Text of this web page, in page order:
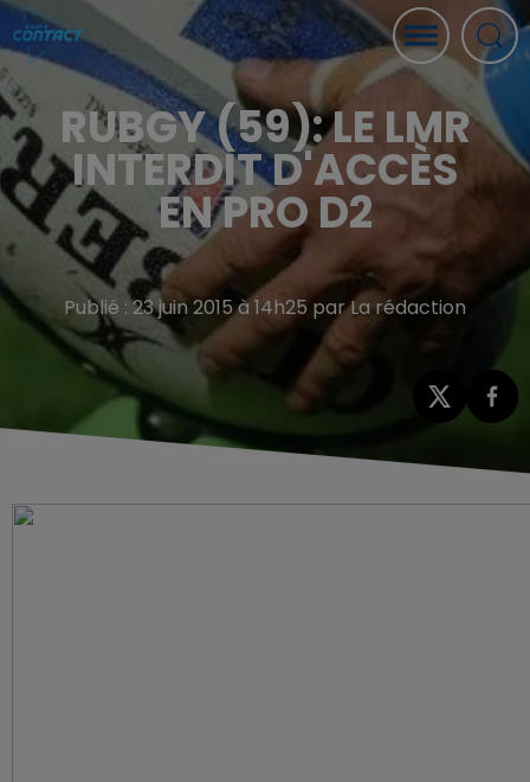
RUBGY (59): LE LMR
INTERDIT D'ACCÈS
EN PRO D2
Publié : 23 juin 2015 à 14h25 par La rédaction